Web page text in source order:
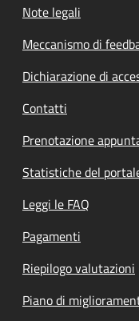
Note legali
Meccanismo di
Dichiarazione di
Contatti
Prenotazione
Statistiche del
Leggi le FAQ
Pagamenti
Riepilogo valutazioni
Piano di